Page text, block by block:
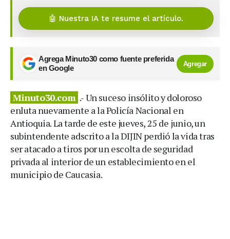
🤖 Nuestra IA te resume el artículo.
Agrega Minuto30 como fuente preferida
en Google
Agregar
Minuto30.com .- Un suceso insólito y doloroso
enluta nuevamente a la Policía Nacional en
Antioquia. La tarde de este jueves, 25 de junio, un
subintendente adscrito a la DIJIN perdió la vida tras
ser atacado a tiros por un escolta de seguridad
privada al interior de un establecimiento en el
municipio de Caucasia.